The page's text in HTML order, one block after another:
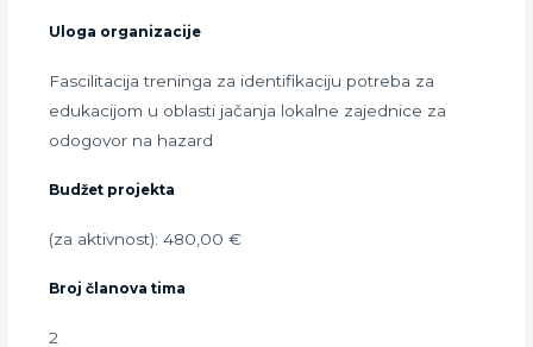
Uloga organizacije
Fascilitacija treninga za identifikaciju potreba za
edukacijom u oblasti jačanja lokalne zajednice za
odogovor na hazard
Budžet projekta
(za aktivnost): 480,00 €
Broj članova tima
2